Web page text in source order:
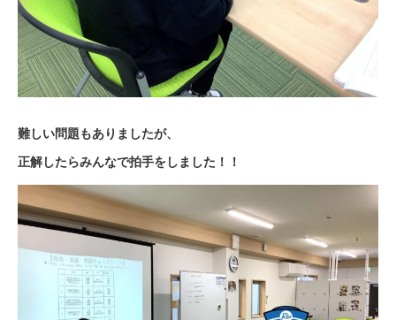
難しい問題もありましたが、
正解したらみんなで拍手をしました！！